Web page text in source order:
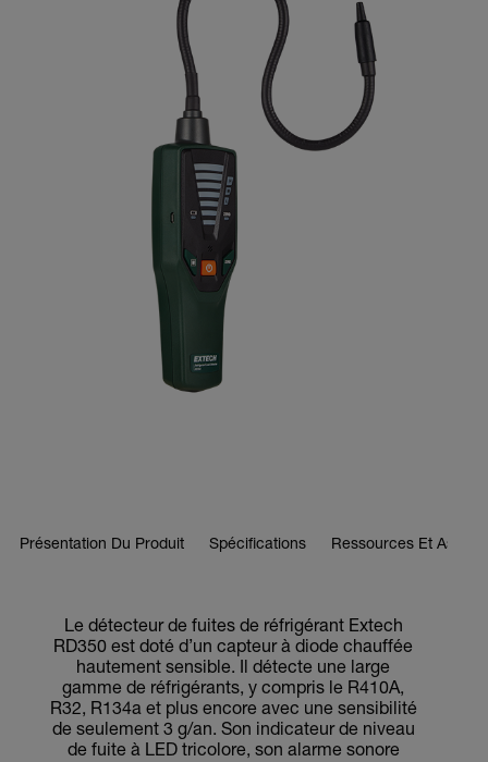
Présentation Du Produit Spécifications Ressources Et
Le détecteur de fuites de réfrigérant Extech
RD350 est doté d’un capteur à diode chauffée
hautement sensible. Il détecte une large
gamme de réfrigérants, y compris le R410A,
R32, R134a et plus encore avec une sensibilité
de seulement 3 g/an. Son indicateur de niveau
de fuite à LED tricolore, son alarme sonore